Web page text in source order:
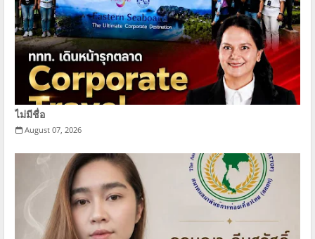
ไม่มีชื่อ
August 07, 2026